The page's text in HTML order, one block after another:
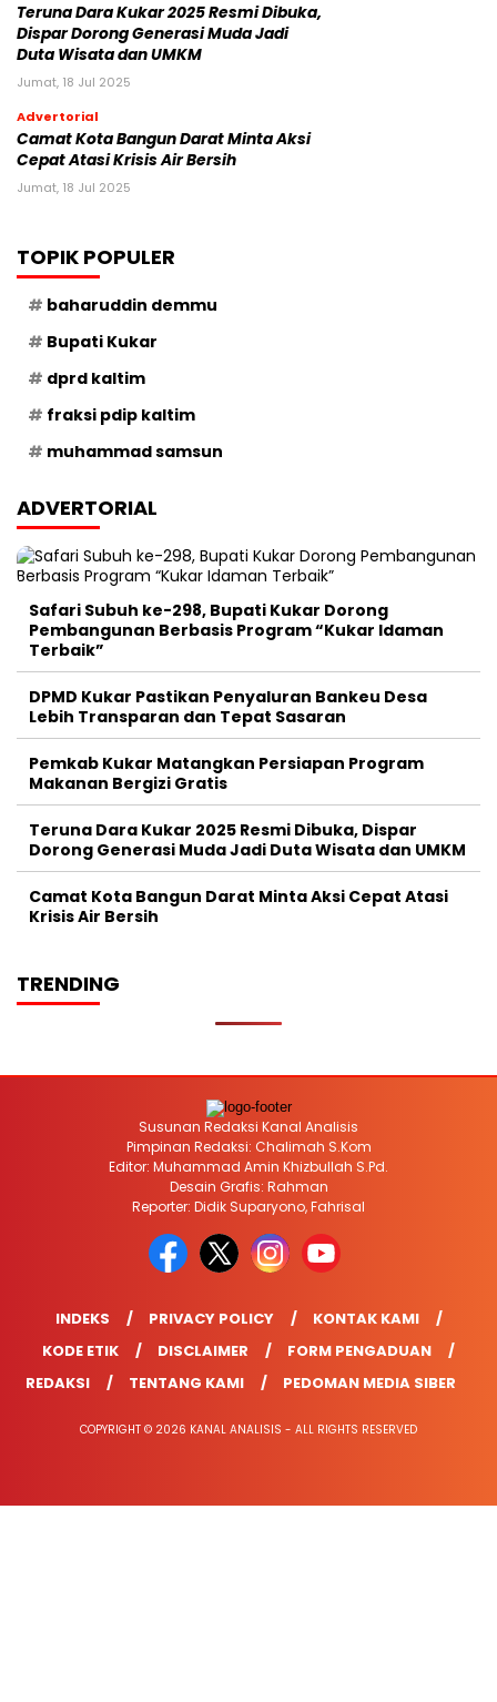
Teruna Dara Kukar 2025 Resmi Dibuka,
Dispar Dorong Generasi Muda Jadi
Duta Wisata dan UMKM
Jumat, 18 Jul 2025
Advertorial
Camat Kota Bangun Darat Minta Aksi
Cepat Atasi Krisis Air Bersih
Jumat, 18 Jul 2025
TOPIK POPULER
baharuddin demmu
Bupati Kukar
dprd kaltim
fraksi pdip kaltim
muhammad samsun
ADVERTORIAL
Safari Subuh ke-298, Bupati Kukar Dorong
Pembangunan Berbasis Program “Kukar Idaman
Terbaik”
DPMD Kukar Pastikan Penyaluran Bankeu Desa
Lebih Transparan dan Tepat Sasaran
Pemkab Kukar Matangkan Persiapan Program
Makanan Bergizi Gratis
Teruna Dara Kukar 2025 Resmi Dibuka, Dispar
Dorong Generasi Muda Jadi Duta Wisata dan UMKM
Camat Kota Bangun Darat Minta Aksi Cepat Atasi
Krisis Air Bersih
TRENDING
Susunan Redaksi Kanal Analisis
Pimpinan Redaksi: Chalimah S.Kom
Editor: Muhammad Amin Khizbullah S.Pd.
Desain Grafis: Rahman
Reporter: Didik Suparyono, Fahrisal
INDEKS PRIVACY POLICY
KONTAK KAMI
KODE ETIK
DISCLAIMER
FORM PENGADUAN
REDAKSI
TENTANG KAMI PEDOMAN MEDIA SIBER
COPYRIGHT © 2026 KANAL ANALISIS - ALL RIGHTS RESERVED